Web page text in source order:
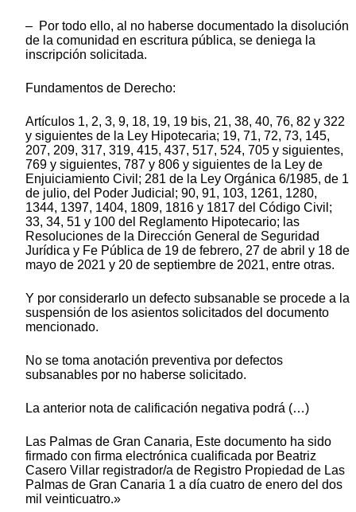
– Por todo ello, al no haberse documentado la disolución
de la comunidad en escritura pública, se deniega la
inscripción solicitada.
Fundamentos de Derecho:
Artículos 1, 2, 3, 9, 18, 19, 19 bis, 21, 38, 40, 76, 82 y 322
y siguientes de la Ley Hipotecaria; 19, 71, 72, 73, 145,
207, 209, 317, 319, 415, 437, 517, 524, 705 y siguientes,
769 y siguientes, 787 y 806 y siguientes de la Ley de
Enjuiciamiento Civil; 281 de la Ley Orgánica 6/1985, de 1
de julio, del Poder Judicial; 90, 91, 103, 1261, 1280,
1344, 1397, 1404, 1809, 1816 y 1817 del Código Civil;
33, 34, 51 y 100 del Reglamento Hipotecario; las
Resoluciones de la Dirección General de Seguridad
Jurídica y Fe Pública de 19 de febrero, 27 de abril y 18 de
mayo de 2021 y 20 de septiembre de 2021, entre otras.
Y por considerarlo un defecto subsanable se procede a la
suspensión de los asientos solicitados del documento
mencionado.
No se toma anotación preventiva por defectos
subsanables por no haberse solicitado.
La anterior nota de calificación negativa podrá (…)
Las Palmas de Gran Canaria, Este documento ha sido
firmado con firma electrónica cualificada por Beatriz
Casero Villar registrador/a de Registro Propiedad de Las
Palmas de Gran Canaria 1 a día cuatro de enero del dos
mil veinticuatro.»